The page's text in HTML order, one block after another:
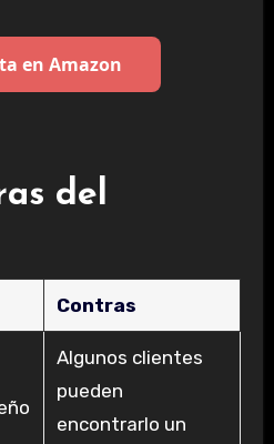
en Amazon
del
Contras
Algunos clientes
pueden
encontrarlo un